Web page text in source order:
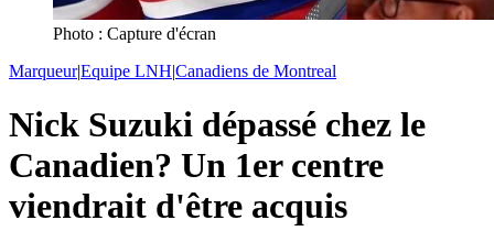
Photo : Capture d'écran
Marqueur|Equipe LNH|Canadiens de Montreal
Nick Suzuki dépassé chez le
Canadien? Un 1er centre
viendrait d'être acquis